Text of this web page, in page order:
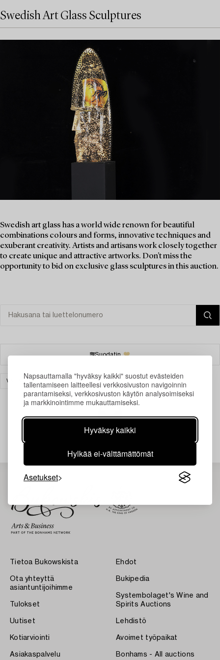
Napsauttamalla "hyväksy kaikki" suostut evästeiden
tallentamiseen laitteellesi verkkosivuston navigoinnin
parantamiseksi, verkkosivuston käytön analysoimiseksi
ja markkinointimme mukauttamiseksi.
Hyväksy kaikki
Hylkää ei-välttämättömät
Asetukset
Swedish Art Glass Sculptures
Swedish art glass has a world wide renown for beautiful
combinations colours and forms, innovative techniques and
exuberant creativity. Artists and artisans work closely together
to create unique and attractive artworks. Don't miss the
opportunity to bid on exclusive glass sculptures in this auction.
Suodatin
VALAISIMET SEINÄVALAISIMET
Juuri nyt ei löytynyt hakuasi vastaavia kohteita.
Tietoa Bukowskista
Ota yhteyttä
asiantuntijoihimme
Tulokset
Uutiset
Kotiarviointi
Asiakaspalvelu
Ehdot
Bukipedia
Systembolaget's Wine and
Spirits Auctions
Lehdistö
Avoimet työpaikat
Bonhams - All auctions